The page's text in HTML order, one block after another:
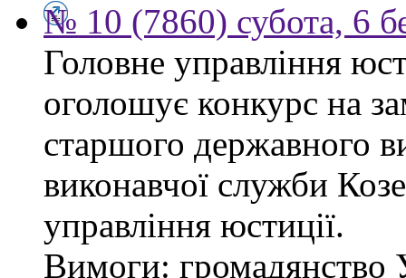
№ 10 (7860) субота, 6
Головне управління
оголошує конкурс на
старшого державного
виконавчої служби
управління юстиції.
Вимоги: громадянство